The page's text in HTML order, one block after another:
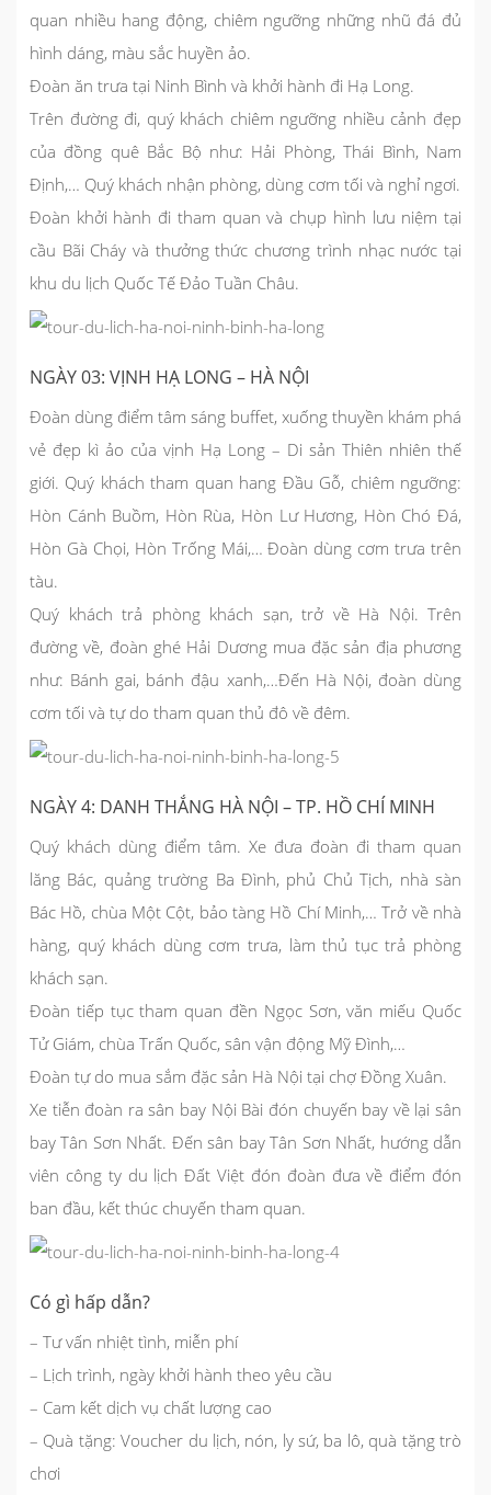
quan nhiều hang động, chiêm ngưỡng những nhũ đá đủ
hình dáng, màu sắc huyền ảo.
Đoàn ăn trưa tại Ninh Bình và khởi hành đi Hạ Long.
Trên đường đi, quý khách chiêm ngưỡng nhiều cảnh đẹp
của đồng quê Bắc Bộ như: Hải Phòng, Thái Bình, Nam
Định,… Quý khách nhận phòng, dùng cơm tối và nghỉ ngơi.
Đoàn khởi hành đi tham quan và chụp hình lưu niệm tại
cầu Bãi Cháy và thưởng thức chương trình nhạc nước tại
khu du lịch Quốc Tế Đảo Tuần Châu.
NGÀY 03: VỊNH HẠ LONG – HÀ NỘI
Đoàn dùng điểm tâm sáng buffet, xuống thuyền khám phá
vẻ đẹp kì ảo của vịnh Hạ Long – Di sản Thiên nhiên thế
giới. Quý khách tham quan hang Đầu Gỗ, chiêm ngưỡng:
Hòn Cánh Buồm, Hòn Rùa, Hòn Lư Hương, Hòn Chó Đá,
Hòn Gà Chọi, Hòn Trống Mái,… Đoàn dùng cơm trưa trên
tàu.
Quý khách trả phòng khách sạn, trở về Hà Nội. Trên
đường về, đoàn ghé Hải Dương mua đặc sản địa phương
như: Bánh gai, bánh đậu xanh,…Đến Hà Nội, đoàn dùng
cơm tối và tự do tham quan thủ đô về đêm.
NGÀY 4: DANH THẮNG HÀ NỘI – TP. HỒ CHÍ MINH
Quý khách dùng điểm tâm. Xe đưa đoàn đi tham quan
lăng Bác, quảng trường Ba Đình, phủ Chủ Tịch, nhà sàn
Bác Hồ, chùa Một Cột, bảo tàng Hồ Chí Minh,… Trở về nhà
hàng, quý khách dùng cơm trưa, làm thủ tục trả phòng
khách sạn.
Đoàn tiếp tục tham quan đền Ngọc Sơn, văn miếu Quốc
Tử Giám, chùa Trấn Quốc, sân vận động Mỹ Đình,…
Đoàn tự do mua sắm đặc sản Hà Nội tại chợ Đồng Xuân.
Xe tiễn đoàn ra sân bay Nội Bài đón chuyến bay về lại sân
bay Tân Sơn Nhất. Đến sân bay Tân Sơn Nhất, hướng dẫn
viên công ty du lịch Đất Việt đón đoàn đưa về điểm đón
ban đầu, kết thúc chuyến tham quan.
Có gì hấp dẫn?
– Tư vấn nhiệt tình, miễn phí
– Lịch trình, ngày khởi hành theo yêu cầu
– Cam kết dịch vụ chất lượng cao
– Quà tặng: Voucher du lịch, nón, ly sứ, ba lô, quà tặng trò
chơi